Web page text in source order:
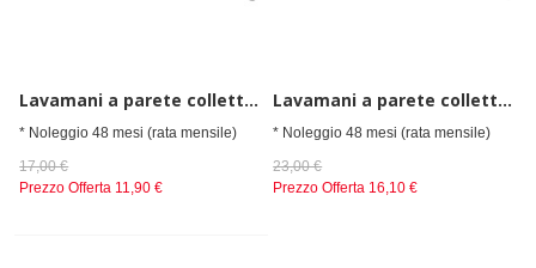
Lavamani a parete collettivo con comando a ginocchio, con 2 rubinetti
* Noleggio 48 mesi (rata mensile)
17,00 €
Prezzo Offerta 11,90 €
Lavamani a parete collettivo con comando a ginocchio, con 3 rubinetti
* Noleggio 48 mesi (rata mensile)
23,00 €
Prezzo Offerta 16,10 €